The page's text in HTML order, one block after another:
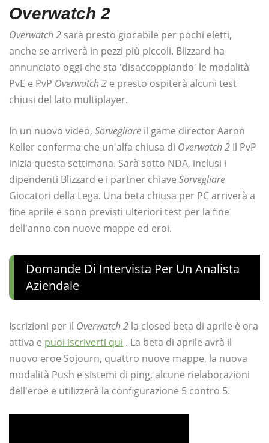
Overwatch 2
Overwatch 2 sarà presto giocabile per pochi eletti,
anche se arriverà in pezzi più piccoli. Blizzard ha
annunciato oggi che sta 'disaccoppiando' le modalità
PvE e PvP Overwatch 2 e presto ospiterà alcuni test
chiusi del lato multiplayer.
In un nuovo video, Sorvegliare il game director Aaron
Keller conferma che un'alfa chiusa di Overwatch 2 Il PvP
inizia questa settimana. Sarà sotto NDA, inclusi i
dipendenti Blizzard e i partner chiave Sorvegliare
Giocatori della Lega. Una beta chiusa per PC arriverà a
fine aprile e sono previsti ulteriori test per la fine
dell'anno con nuove mappe ed eroi.
Domande Di Intervista Per Un Analista
Aziendale
Iscrizioni per il Overwatch 2 la closed beta di aprile è ora
attiva e puoi iscriverti qui . La beta di aprile avrà il
nuovo eroe Sojourn, quattro nuove mappe, la nuova
modalità Push e sistemi di ping, alcune rielaborazioni
dell'eroe e utilizzerà la configurazione 5 contro 5.